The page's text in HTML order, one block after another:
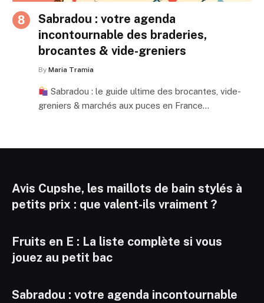
Sabradou : votre agenda
incontournable des braderies,
brocantes & vide-greniers
By Maria Tramia
Sabradou : le guide ultime des brocantes, vide-
greniers & marchés aux puces en France…
Avis Cupshe, les maillots de bain stylés à
petits prix : que valent-ils vraiment ?
Fruits en E : La liste complète si vous
jouez au petit bac
Sabradou : votre agenda incontournable